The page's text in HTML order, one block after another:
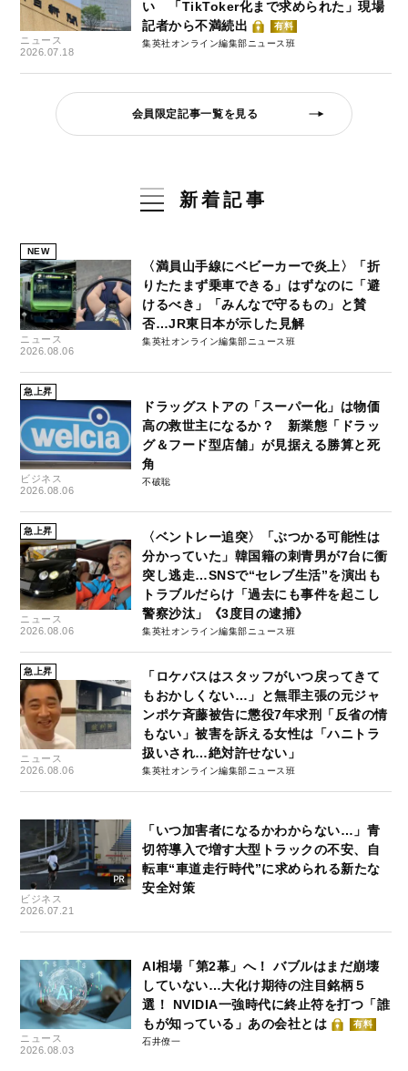
ニュース
2026.07.18
い 「TikToker化まで求められた」現場
記者から不満続出
有料
集英社オンライン編集部ニュース班
会員限定記事一覧を見る
新着記事
NEW
ニュース
2026.08.06
〈満員山手線にベビーカーで炎上〉「折
りたたまず乗車できる」はずなのに「避
けるべき」「みんなで守るもの」と賛
否…JR東日本が示した見解
集英社オンライン編集部ニュース班
急上昇
ビジネス
2026.08.06
ドラッグストアの「スーパー化」は物価
高の救世主になるか？ 新業態「ドラッ
グ＆フード型店舗」が見据える勝算と死
角
不破聡
急上昇
ニュース
2026.08.06
〈ベントレー追突〉「ぶつかる可能性は
分かっていた」韓国籍の刺青男が7台に衝
突し逃走…SNSで“セレブ生活”を演出も
トラブルだらけ「過去にも事件を起こし
警察沙汰」《3度目の逮捕》
集英社オンライン編集部ニュース班
急上昇
ニュース
2026.08.06
「ロケバスはスタッフがいつ戻ってきて
もおかしくない…」と無罪主張の元ジャ
ンポケ斉藤被告に懲役7年求刑「反省の情
もない」被害を訴える女性は「ハニトラ
扱いされ…絶対許せない」
集英社オンライン編集部ニュース班
ビジネス
2026.07.21
「いつ加害者になるかわからない…」青
切符導入で増す大型トラックの不安、自
転車“車道走行時代”に求められる新たな
安全対策
ニュース
2026.08.03
AI相場「第2幕」へ！ バブルはまだ崩壊
していない…大化け期待の注目銘柄５
選！ NVIDIA一強時代に終止符を打つ「誰
もが知っている」あの会社とは
有料
石井僚一